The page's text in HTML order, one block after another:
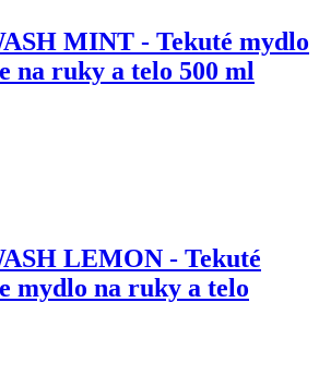
MINT - Tekuté mydlo
na ruky a telo 500 ml
LEMON - Tekuté
mydlo na ruky a telo